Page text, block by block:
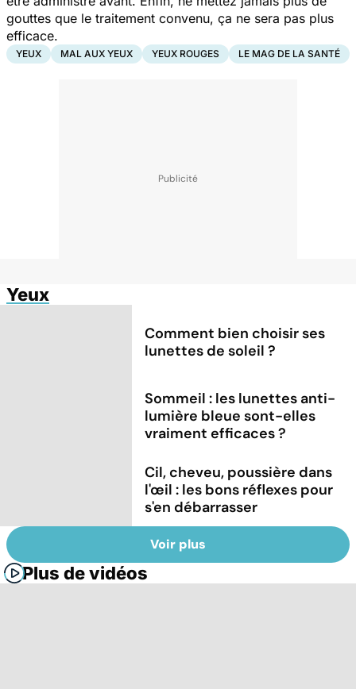
gouttes que le traitement convenu, ça ne sera pas plus
efficace.
YEUX MAL AUX YEUX YEUX ROUGES LE MAG DE LA SANTÉ
Yeux
Comment bien choisir ses
lunettes de soleil ?
Sommeil : les lunettes anti-
lumière bleue sont-elles
vraiment efficaces ?
Cil, cheveu, poussière dans
l'œil : les bons réflexes pour
s'en débarrasser
Voir plus
Plus de vidéos